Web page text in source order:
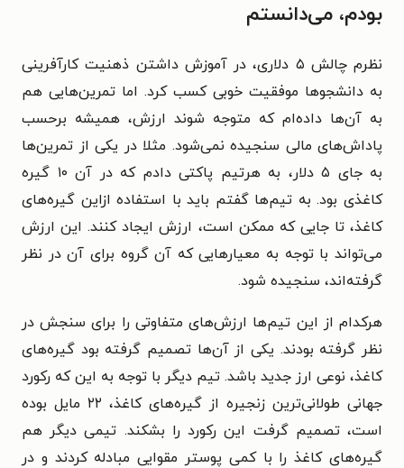
بودم، می‌دانستم
نظرم چالش ۵ دلاری، در آموزش داشتن ذهنیت کارآفرینی
به دانشجوها موفقیت خوبی کسب کرد. اما تمرین‌هایی هم
به آن‌ها داده‌ام که متوجه شوند ارزش، همیشه برحسب
پاداش‌های مالی سنجیده نمی‌شود. مثلا در یکی از تمرین‌ها
به جای ۵ دلار، به هرتیم پاکتی دادم که در آن ۱۰ گیره
کاغذی بود. به تیم‌ها گفتم باید با استفاده ازاین گیره‌های
کاغذ، تا جایی که ممکن است، ارزش ایجاد کنند.‌ این ارزش
می‌تواند با توجه به معیارهایی که آن گروه برای آن در نظر
گرفته‌اند، سنجیده شود.
هرکدام از این تیم‌ها ارزش‌های متفاوتی را برای سنجش در
نظر گرفته بودند. یکی از آن‌ها تصمیم گرفته بود گیره‌های
کاغذ، نوعی ارز جدید باشد. تیم دیگر با توجه به این که رکورد
جهانی طولانی‌ترین زنجیره از گیره‌های کاغذ، ۲۲ مایل بوده
است، تصمیم گرفت این رکورد را بشکند. تیمی دیگر هم
گیره‌های کاغذ را با کمی پوستر مقوایی مبادله کردند و در